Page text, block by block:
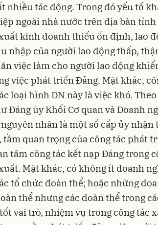
nhiều tác động. Trong đó yếu tố
ngoài nhà nước trên địa bàn tỉnh
kinh doanh thiếu ổn định, lao
nhập của người lao động thấp,
việc làm cho người lao động
việc phát triển Đảng. Mặt khác,
loại hình DN này là việc khó. Theo
Đảng ủy Khối Cơ quan và Doanh
nhân là một số cấp ủy nhận
tầm quan trọng của công tác phát
tâm công tác kết nạp Đảng trong
Mặt khác, có không ít doanh
tổ chức đoàn thể; hoặc những
thể nhưng các đoàn thể trong
vai trò, nhiệm vụ trong công tác